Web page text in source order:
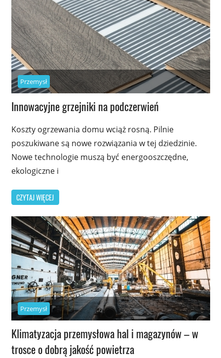
Przemysł
Innowacyjne grzejniki na podczerwień
Koszty ogrzewania domu wciąż rosną. Pilnie
poszukiwane są nowe rozwiązania w tej dziedzinie.
Nowe technologie muszą być energooszczędne,
ekologiczne i
CZYTAJ WIĘCEJ
Przemysł
Klimatyzacja przemysłowa hal i magazynów – w
trosce o dobrą jakość powietrza